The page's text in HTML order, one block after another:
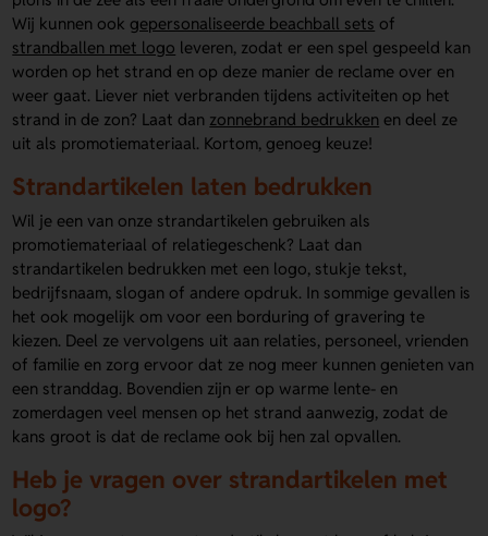
Wij kunnen ook gepersonaliseerde beachball sets of
strandballen met logo leveren, zodat er een spel gespeeld kan
worden op het strand en op deze manier de reclame over en
weer gaat. Liever niet verbranden tijdens activiteiten op het
strand in de zon? Laat dan zonnebrand bedrukken en deel ze
uit als promotiemateriaal. Kortom, genoeg keuze!
Strandartikelen laten bedrukken
Wil je een van onze strandartikelen gebruiken als
promotiemateriaal of relatiegeschenk? Laat dan
strandartikelen bedrukken met een logo, stukje tekst,
bedrijfsnaam, slogan of andere opdruk. In sommige gevallen is
het ook mogelijk om voor een borduring of gravering te
kiezen. Deel ze vervolgens uit aan relaties, personeel, vrienden
of familie en zorg ervoor dat ze nog meer kunnen genieten van
een stranddag. Bovendien zijn er op warme lente- en
zomerdagen veel mensen op het strand aanwezig, zodat de
kans groot is dat de reclame ook bij hen zal opvallen.
Heb je vragen over strandartikelen met
logo?